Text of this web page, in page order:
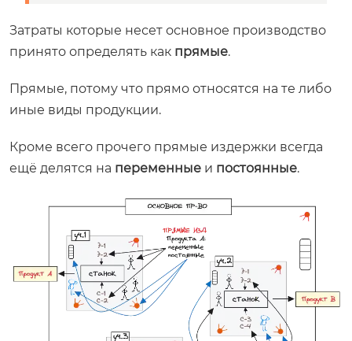
Затраты которые несет основное производство
принято определять как прямые.
Прямые, потому что прямо относятся на те либо
иные виды продукции.
Кроме всего прочего прямые издержки всегда
ещё делятся на переменные и постоянные.